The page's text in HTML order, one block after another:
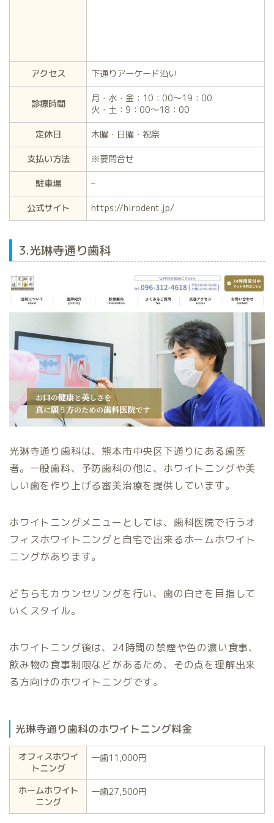
アクセス 下通りアーケード沿い
診療時間
月・水・金：10：00～19：00
火・土：9：00～18：00
定休日
木曜・日曜・祝祭
支払い方法
※要問合せ
駐車場
–
公式サイト
https://hirodent.jp/
3.光琳寺通り歯科
光琳寺通り歯科は、熊本市中央区下通りにある歯医
者。一般歯科、予防歯科の他に、ホワイトニングや美
しい歯を作り上げる審美治療を提供しています。
ホワイトニングメニューとしては、歯科医院で行うオ
フィスホワイトニングと自宅で出来るホームホワイト
ニングがあります。
どちらもカウンセリングを行い、歯の白さを目指して
いくスタイル。
ホワイトニング後は、24時間の禁煙や色の濃い食事、
飲み物の食事制限などがあるため、その点を理解出来
る方向けのホワイトニングです。
光琳寺通り歯科のホワイトニング料金
オフィスホワイ
トニング
一歯11,000円
ホームホワイト
ニング
一歯27,500円